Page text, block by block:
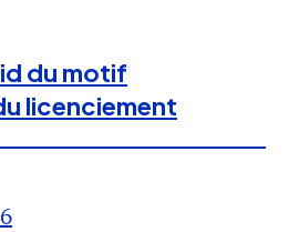
du motif
licenciement